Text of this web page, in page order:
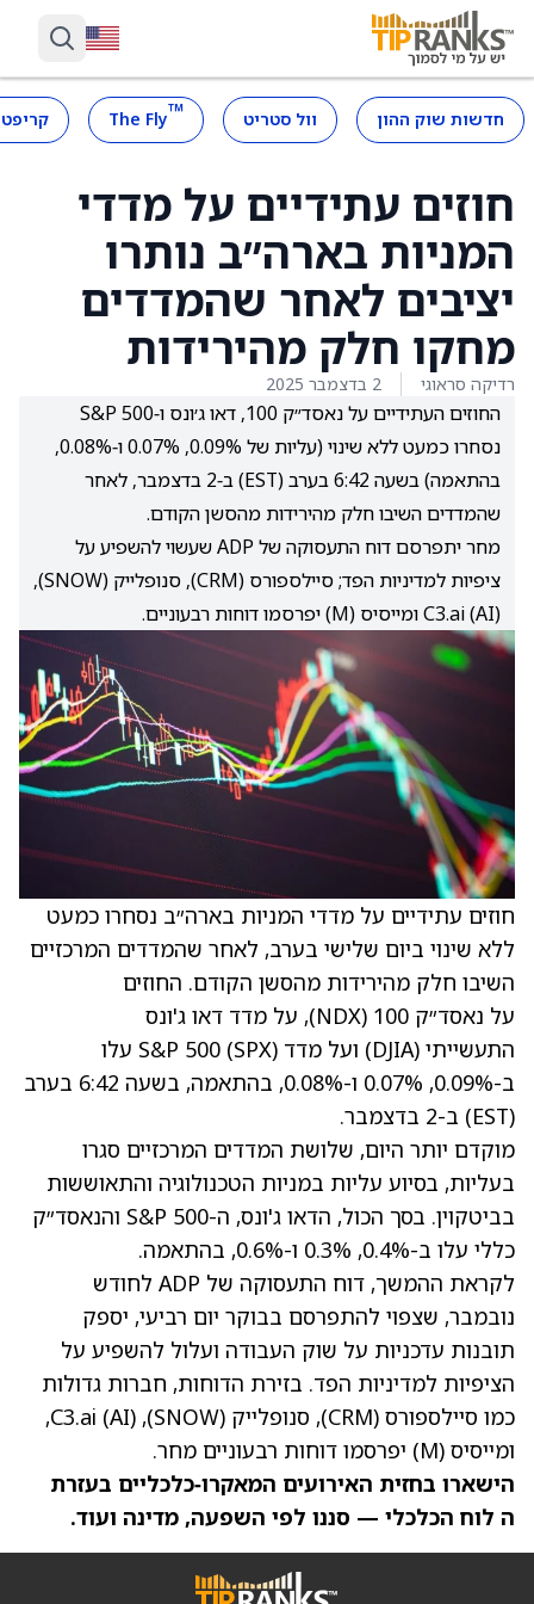
חדשות שוק ההון וול סטריט ™
The Fly
חוזים עתידיים על מדדי
המניות בארה״ב נותרו
יציבים לאחר שהמדדים
מחקו חלק מהירידות
רדיקה סראוגי 2 בדצמבר 2025
החוזים העתידיים על נאסד״ק 100, דאו ג׳ונס ו‑S&P 500
נסחרו כמעט ללא שינוי (עליות של 0.09%, 0.07% ו‑0.08%,
בהתאמה) בשעה 6:42 בערב (EST) ב‑2 בדצמבר, לאחר
שהמדדים השיבו חלק מהירידות מהסשן הקודם.
מחר יתפרסם דוח התעסוקה של ADP שעשוי להשפיע על
ציפיות למדיניות הפד; סיילספורס (CRM), סנופלייק (SNOW),
C3.ai (AI) ומייסיס (M) יפרסמו דוחות רבעוניים.
חוזים עתידיים על מדדי המניות בארה״ב נסחרו כמעט
ללא שינוי ביום שלישי בערב, לאחר שהמדדים המרכזיים
השיבו חלק מהירידות מהסשן הקודם. החוזים
על נאסד״ק 100 (NDX), על מדד דאו ג'ונס
התעשייתי (DJIA) ועל מדד S&P 500 (SPX) עלו
ב-0.09%, 0.07% ו-0.08%, בהתאמה, בשעה 6:42 בערב
(EST) ב-2 בדצמבר.
מוקדם יותר היום, שלושת המדדים המרכזיים סגרו
בעליות, בסיוע עליות במניות הטכנולוגיה והתאוששות
בביטקוין. בסך הכול, הדאו ג'ונס, ה-S&P 500 והנאסד״ק
כללי עלו ב-0.4%, 0.3% ו-0.6%, בהתאמה.
לקראת ההמשך, דוח התעסוקה של ADP לחודש
נובמבר, שצפוי להתפרסם בבוקר יום רביעי, יספק
תובנות עדכניות על שוק העבודה ועלול להשפיע על
הציפיות למדיניות הפד. בזירת הדוחות, חברות גדולות
כמו סיילספורס (CRM) , סנופלייק (SNOW)
, C3.ai
(AI)
,
ומייסיס (M)
יפרסמו דוחות רבעוניים מחר.
הישארו בחזית האירועים המאקרו‑כלכליים בעזרת
ה לוח הכלכלי — סננו לפי השפעה, מדינה ועוד.